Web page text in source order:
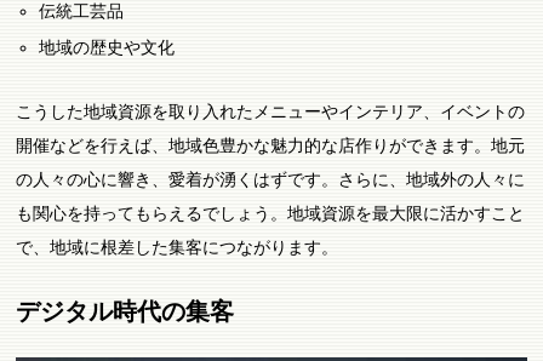
伝統工芸品
地域の歴史や文化
こうした地域資源を取り入れたメニューやインテリア、イベントの
開催などを行えば、地域色豊かな魅力的な店作りができます。地元
の人々の心に響き、愛着が湧くはずです。さらに、地域外の人々に
も関心を持ってもらえるでしょう。地域資源を最大限に活かすこと
で、地域に根差した集客につながります。
デジタル時代の集客